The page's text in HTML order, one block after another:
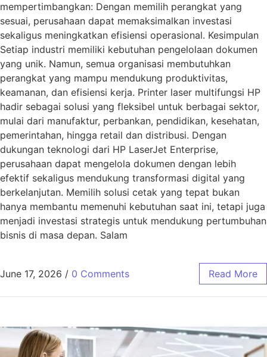
mempertimbangkan: Dengan memilih perangkat yang
sesuai, perusahaan dapat memaksimalkan investasi
sekaligus meningkatkan efisiensi operasional. Kesimpulan
Setiap industri memiliki kebutuhan pengelolaan dokumen
yang unik. Namun, semua organisasi membutuhkan
perangkat yang mampu mendukung produktivitas,
keamanan, dan efisiensi kerja. Printer laser multifungsi HP
hadir sebagai solusi yang fleksibel untuk berbagai sektor,
mulai dari manufaktur, perbankan, pendidikan, kesehatan,
pemerintahan, hingga retail dan distribusi. Dengan
dukungan teknologi dari HP LaserJet Enterprise,
perusahaan dapat mengelola dokumen dengan lebih
efektif sekaligus mendukung transformasi digital yang
berkelanjutan. Memilih solusi cetak yang tepat bukan
hanya membantu memenuhi kebutuhan saat ini, tetapi juga
menjadi investasi strategis untuk mendukung pertumbuhan
bisnis di masa depan. Salam
June 17, 2026 / 0 Comments Read More